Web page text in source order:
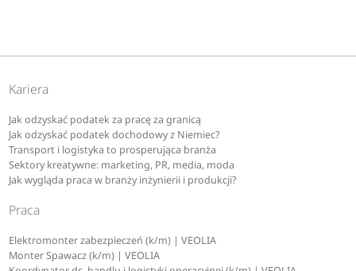
Kariera
Jak odzyskać podatek za pracę za granicą
Jak odzyskać podatek dochodowy z Niemiec?
Transport i logistyka to prosperująca branża
Sektory kreatywne: marketing, PR, media, moda
Jak wygląda praca w branży inżynierii i produkcji?
Praca
Elektromonter zabezpieczeń (k/m) | VEOLIA
Monter Spawacz (k/m) | VEOLIA